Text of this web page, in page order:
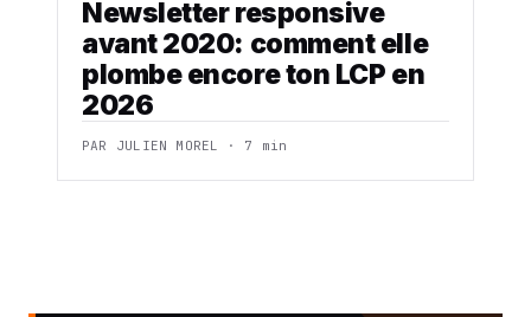
Newsletter responsive
avant 2020: comment elle
plombe encore ton LCP en
2026
PAR JULIEN MOREL · 7 min